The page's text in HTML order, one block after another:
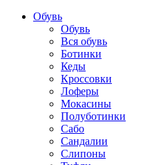
Обувь
Обувь
Вся обувь
Ботинки
Кеды
Кроссовки
Лоферы
Мокасины
Полуботинки
Сабо
Сандалии
Слипоны